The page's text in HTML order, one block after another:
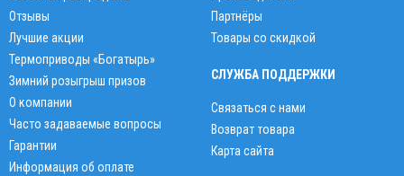
Отзывы
Лучшие акции
Термоприводы «Богатырь»
Зимний розыгрыш призов
О компании
Часто задаваемые вопросы
Гарантии
Информация об оплате
Партнёры
Товары со скидкой
СЛУЖБА ПОДДЕРЖКИ
Связаться с нами
Возврат товара
Карта сайта